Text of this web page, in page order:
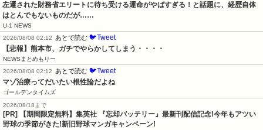
左遷された財務省エリートに待ち受ける運命がやばすぎる！と話題に、経歴自体
はとんでもないものだが……
U-1 NEWS
2026/08/08 02:12
あとで読む 🐦Tweet
【悲報】熊本市、ガチでやらかしてしまう・・・・
NEWSまとめもりー
2026/08/08 02:12
あとで読む 🐦Tweet
マゾ治療ってだいたい根性論だよね
ゴールデンタイムズ
2026/08/18まで
[PR] 【期間限定無料】集英社 『忘却バッテリー』最新刊配信記念!今年もアツい
野球の季節がきた!新旧野球マンガキャンペーン!